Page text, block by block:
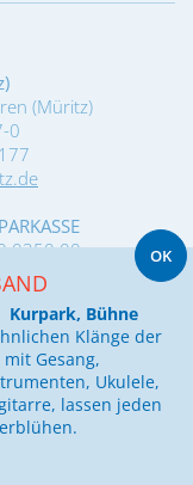
(Müritz)
0
0350 00
geschlossen)
Kurpark, Bühne
Klänge der
Gesang,
Ukulele,
lassen jeden
OK